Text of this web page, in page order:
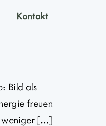
Kontakt
Bild als
freuen
weniger […]